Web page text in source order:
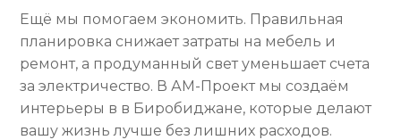
Ещё мы помогаем экономить. Правильная
планировка снижает затраты на мебель и
ремонт, а продуманный свет уменьшает счета
за электричество. В АМ-Проект мы создаём
интерьеры в в Биробиджане, которые делают
вашу жизнь лучше без лишних расходов.